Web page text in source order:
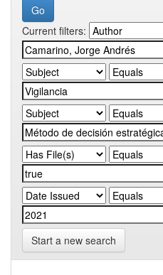
Current filters:
Start a new search